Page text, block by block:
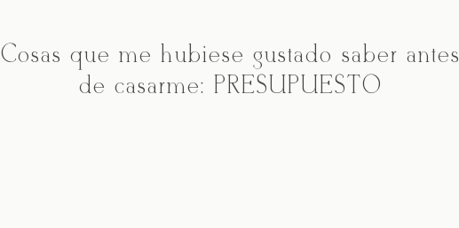
Cosas que me hubiese gustado saber antes
de casarme: PRESUPUESTO